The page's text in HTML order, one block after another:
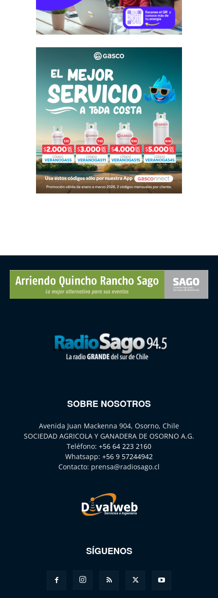
SOBRE NOSOTROS
Avenida Juan Mackenna 904, Osorno, Chile
SOCIEDAD AGRICOLA Y GANADERA DE OSORNO A.G.
Teléfono: +56 64 223 2160
Whatsapp: +56 9 57244942
Contacto: prensa@radiosago.cl
SÍGUENOS